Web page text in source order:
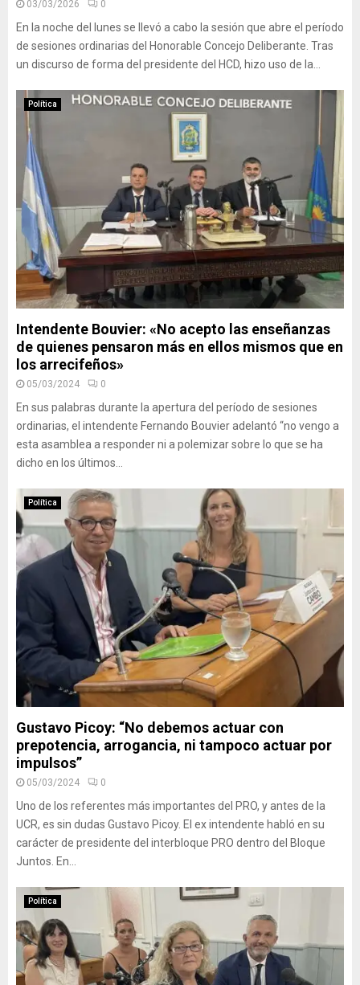
03/03/2026 0
En la noche del lunes se llevó a cabo la sesión que abre el período
de sesiones ordinarias del Honorable Concejo Deliberante. Tras
un discurso de forma del presidente del HCD, hizo uso de la...
Política
Intendente Bouvier: «No acepto las enseñanzas
de quienes pensaron más en ellos mismos que en
los arrecifeños»
05/03/2024 0
En sus palabras durante la apertura del período de sesiones
ordinarias, el intendente Fernando Bouvier adelantó “no vengo a
esta asamblea a responder ni a polemizar sobre lo que se ha
dicho en los últimos...
Política
Gustavo Picoy: “No debemos actuar con
prepotencia, arrogancia, ni tampoco actuar por
impulsos”
05/03/2024 0
Uno de los referentes más importantes del PRO, y antes de la
UCR, es sin dudas Gustavo Picoy. El ex intendente habló en su
carácter de presidente del interbloque PRO dentro del Bloque
Juntos. En...
Política